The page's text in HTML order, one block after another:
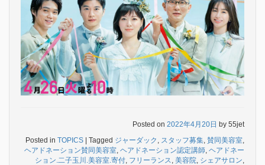
Posted on 2022年4月20日 by 55jet
Posted in TOPICS | Tagged ジャーダック スタッフ募集 賛同美容室
ヘアドネーション賛同美容室 ヘアドネーション認定講師 ヘアドネー
ション.二子玉川.美容室.寄付 フリーランス 美容院 シェアサロン